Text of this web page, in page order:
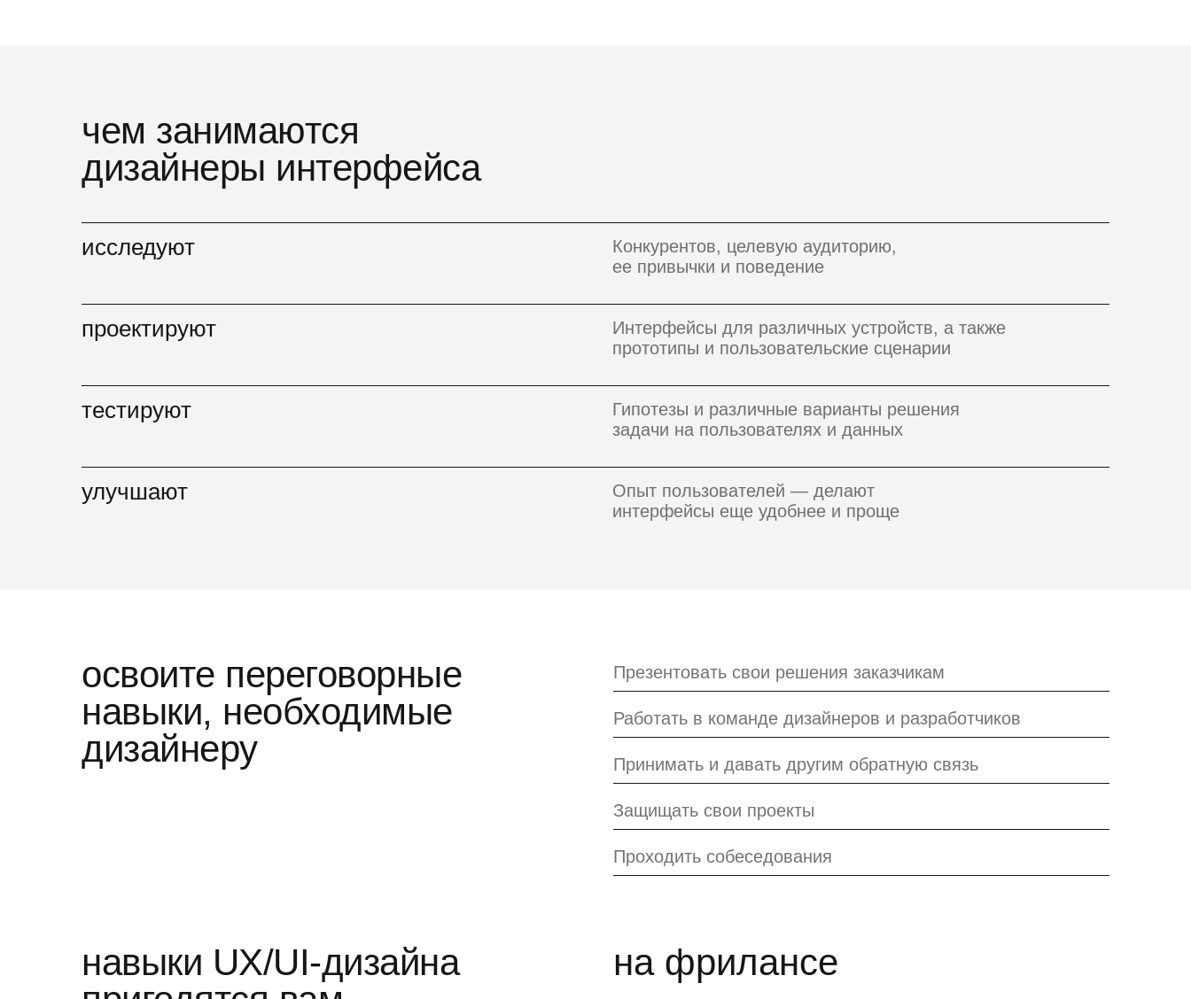
чем занимаются
дизайнеры интерфейса
исследуют
Конкурентов, целевую аудиторию,
ее привычки и поведение
проектируют
Интерфейсы для различных устройств, а также
прототипы и пользовательские сценарии
тестируют
Гипотезы и различные варианты решения
задачи на пользователях и данных
улучшают
Опыт пользователей — делают
интерфейсы еще удобнее и проще
освоите переговорные
навыки, необходимые
дизайнеру
Презентовать свои решения заказчикам
Работать в команде дизайнеров и разработчиков
Защищать свои проекты
Принимать и давать другим обратную связь
Проходить собеседования
навыки UX/UI-дизайна
на фрилансе